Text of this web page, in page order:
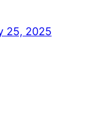
25, 2025